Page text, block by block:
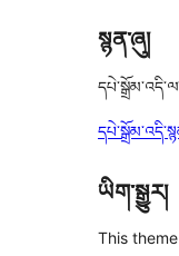
སྙན་ཞུ།
ཡིག་སྒྱུར།
This